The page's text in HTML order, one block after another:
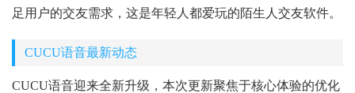
足用户的交友需求，这是年轻人都爱玩的陌生人交友软件。
CUCU语音最新动态
CUCU语音迎来全新升级，本次更新聚焦于核心体验的优化